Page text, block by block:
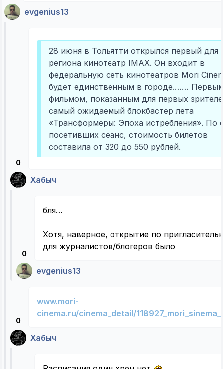
evgenius13
0
28 июня в Тольятти открылся первый для
региона кинотеатр IMAX. Он входит в
федеральную сеть кинотеатров Mori
будет единственным в городе.……
фильмом, показанным для первых
самый ожидаемый блокбастер лета
«Трансформеры: Эпоха истребления». По
посетивших сеанс, стоимость билетов
составила от 320 до 550 рублей.
Хабыч
0
бля…
Хотя, наверное, открытие по
для журналистов/блогеров было
evgenius13
0
www.mori-
cinema.ru/cinema_detail/
Хабыч